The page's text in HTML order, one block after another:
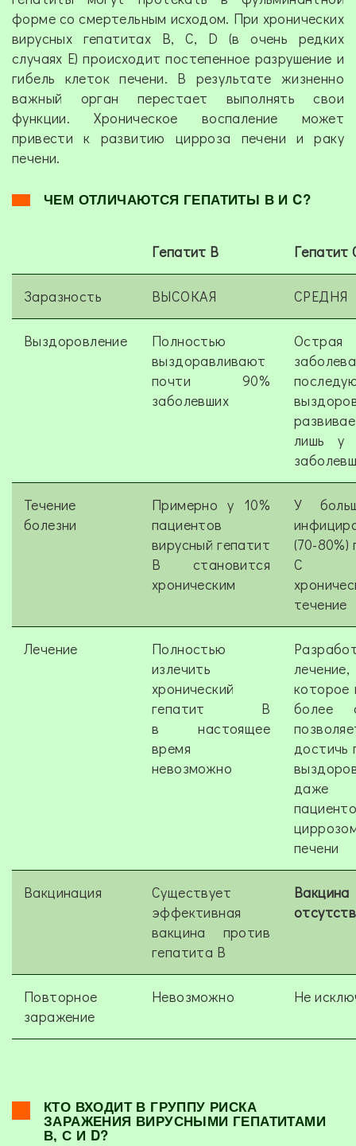
форме со смертельным исходом. При хронических
вирусных гепатитах В, С, D (в очень редких
случаях Е) происходит постепенное разрушение и
гибель клеток печени. В результате жизненно
важный орган перестает выполнять свои
функции. Хроническое воспаление может
привести к развитию цирроза печени и раку
печени.
ЧЕМ ОТЛИЧАЮТСЯ ГЕПАТИТЫ В И C?
Гепатит В Гепатит
Заразность ВЫСОКАЯ СРЕДНЯ
Выздоровление
Полностью
выздоравливают
почти 90%
заболевших
лишь у
Течение
болезни
Примерно у 10%
пациентов
вирусный гепатит
В становится
хроническим
У
(70-80%)
С
течение
Лечение
Полностью
излечить
хронический
гепатит В
в настоящее
время
невозможно
лечение,
которое
более
достичь
печени
Вакцинация
Существует
эффективная
вакцина против
гепатита В
Вакцина
Повторное
заражение
Невозможно Не
КТО ВХОДИТ В ГРУППУ РИСКА
ЗАРАЖЕНИЯ ВИРУСНЫМИ ГЕПАТИТАМИ
В, С И D?